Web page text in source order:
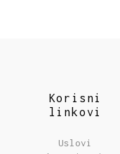
Korisni
linkovi
Uslovi